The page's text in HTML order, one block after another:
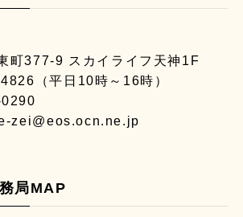
町377-9 スカイライフ天神1F
（平日10時～16時）
zei@eos.ocn.ne.jp
局MAP